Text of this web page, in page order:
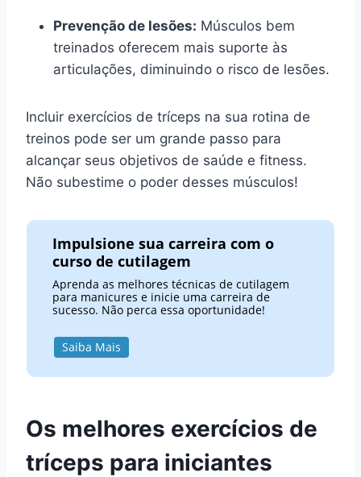
Prevenção de lesões: Músculos bem
treinados oferecem mais suporte às
articulações, diminuindo o risco de lesões.
Incluir exercícios de tríceps na sua rotina de
treinos pode ser um grande passo para
alcançar seus objetivos de saúde e fitness.
Não subestime o poder desses músculos!
Impulsione sua carreira com o
curso de cutilagem
Aprenda as melhores técnicas de cutilagem
para manicures e inicie uma carreira de
sucesso. Não perca essa oportunidade!
Saiba Mais
Os melhores exercícios de
tríceps para iniciantes